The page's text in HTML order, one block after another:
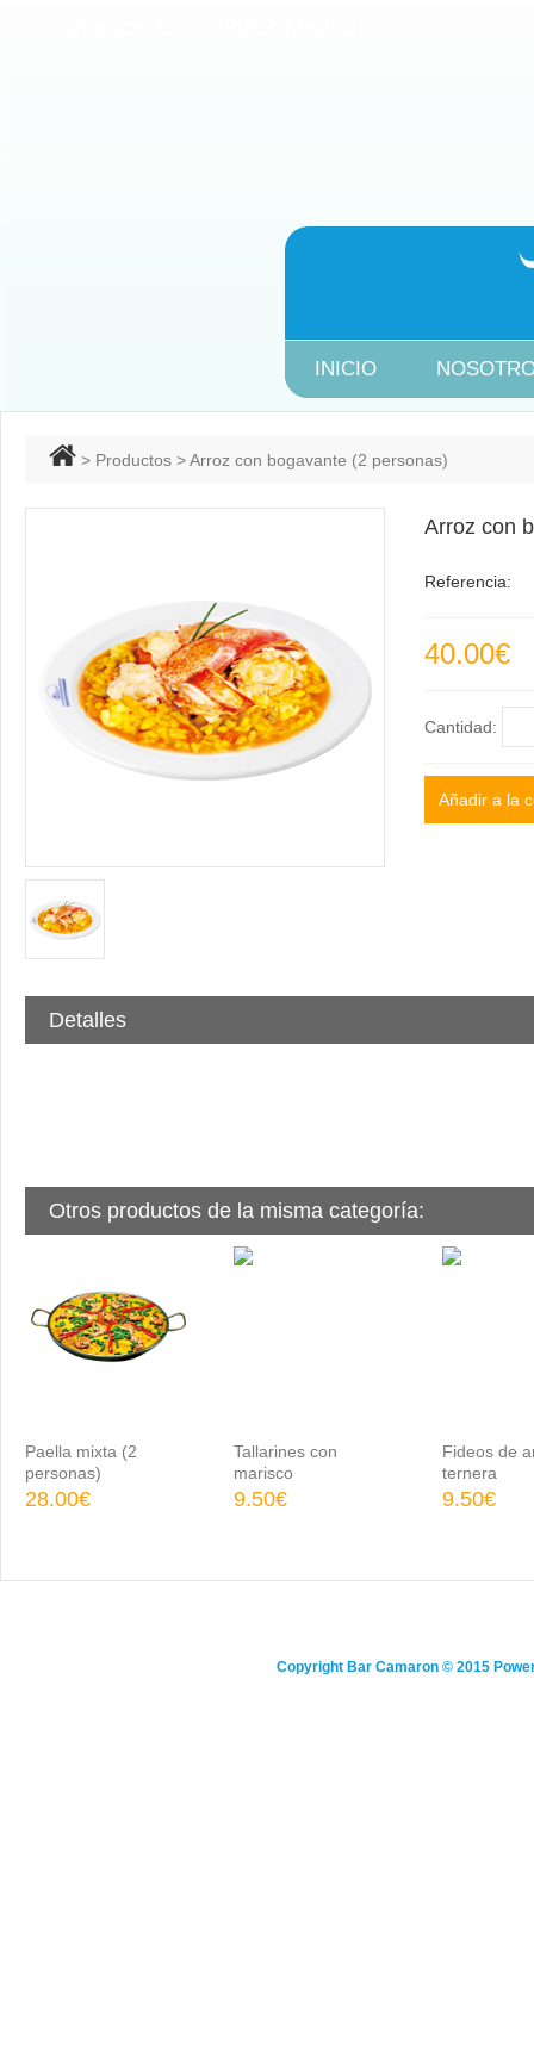
INICIO
> Productos > Arroz con bogavante (2 personas)
Arroz con
Referencia:
40.00€
Cantidad:
Detalles
Otros productos de la misma categoría:
Paella mixta (2
personas)
28.00€
Tallarines con
marisco
9.50€
Fideos de
ternera
9.50€
Copyright Bar Camaron© 2015